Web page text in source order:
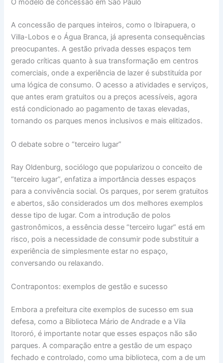
O modelo de concessão em São Paulo
A concessão de parques inteiros, como o Ibirapuera, o
Villa-Lobos e o Água Branca, já apresenta consequências
preocupantes. A gestão privada desses espaços tem
gerado críticas quanto à sua transformação em centros
comerciais, onde a experiência de lazer é substituída por
uma lógica de consumo. O acesso a atividades e serviços,
que antes eram gratuitos ou a preços acessíveis, agora
está condicionado ao pagamento de taxas elevadas,
tornando os parques menos inclusivos e mais elitizados.
O debate sobre o “terceiro lugar”
Ray Oldenburg, sociólogo que popularizou o conceito de
“terceiro lugar”, enfatiza a importância desses espaços
para a convivência social. Os parques, por serem gratuitos
e abertos, são considerados um dos melhores exemplos
desse tipo de lugar. Com a introdução de polos
gastronômicos, a essência desse “terceiro lugar” está em
risco, pois a necessidade de consumir pode substituir a
experiência de simplesmente estar no espaço,
conversando ou relaxando.
Contrapontos: exemplos de gestão e sucesso
Embora a prefeitura cite exemplos de sucesso em sua
defesa, como a Biblioteca Mário de Andrade e a Vila
Itororó, é importante notar que esses espaços não são
parques. A comparação entre a gestão de um espaço
fechado e controlado, como uma biblioteca, com a de um